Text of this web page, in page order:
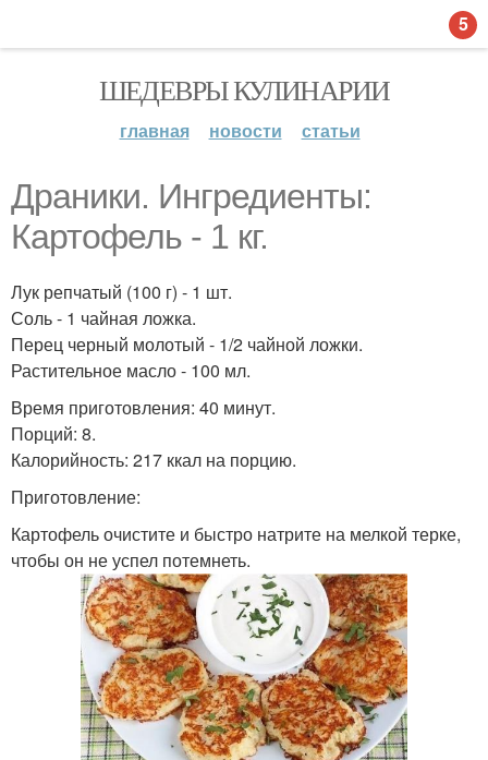
ШЕДЕВРЫ КУЛИНАРИИ
главная новости статьи
Драники. Ингредиенты:
Картофель - 1 кг.
Лук репчатый (100 г) - 1 шт.
Соль - 1 чайная ложка.
Перец черный молотый - 1/2 чайной ложки.
Растительное масло - 100 мл.
Время приготовления: 40 минут.
Порций: 8.
Калорийность: 217 ккал на порцию.
Приготовление:
Картофель очистите и быстро натрите на мелкой терке,
чтобы он не успел потемнеть.
5